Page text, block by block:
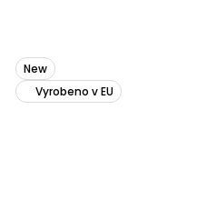
New
Vyrobeno v EU